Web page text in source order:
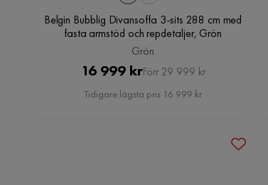
Belgin Bubblig Divansoffa 3-sits 288 cm med
fasta armstöd och repdetaljer, Grön
Grön
Pris
16 999 krOriginal
Pris
Förr 29 999 kr
Tidigare lägsta pris 16 999 kr